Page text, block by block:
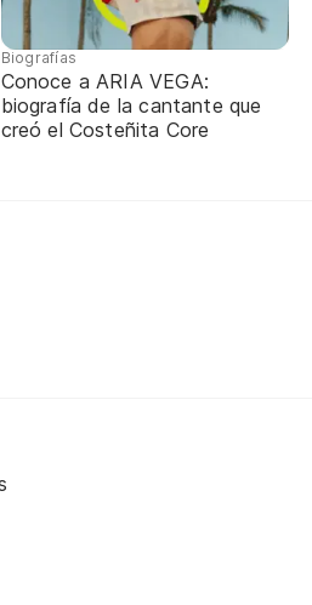
Biografías
Conoce a ARIA VEGA:
biografía de la cantante que
creó el Costeñita Core